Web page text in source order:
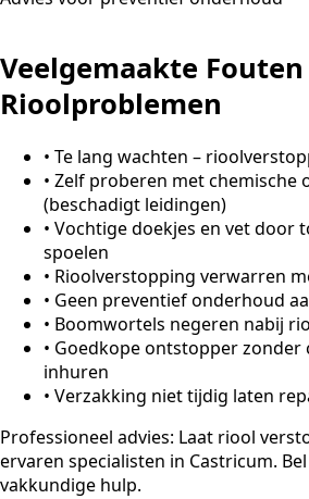
Veelgemaakte
Rioolproblemen
• Te lang wachten –
• Zelf proberen met chemische
(beschadigt leidingen)
• Vochtige doekjes en vet door
spoelen
• Rioolverstopping verwarren
• Geen preventief onderhoud
• Boomwortels negeren nabij
• Goedkope ontstopper zonder
inhuren
• Verzakking niet tijdig laten
Professioneel advies: Laat riool
ervaren specialisten in Castricum. Bel
vakkundige hulp.